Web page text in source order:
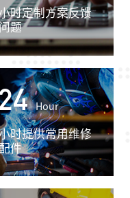
小时定制方案反馈
题
Hour
时提供常用维修
配件